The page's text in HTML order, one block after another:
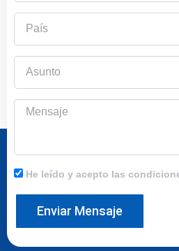
Mensaje
He leído y acepto las
Enviar Mensaje